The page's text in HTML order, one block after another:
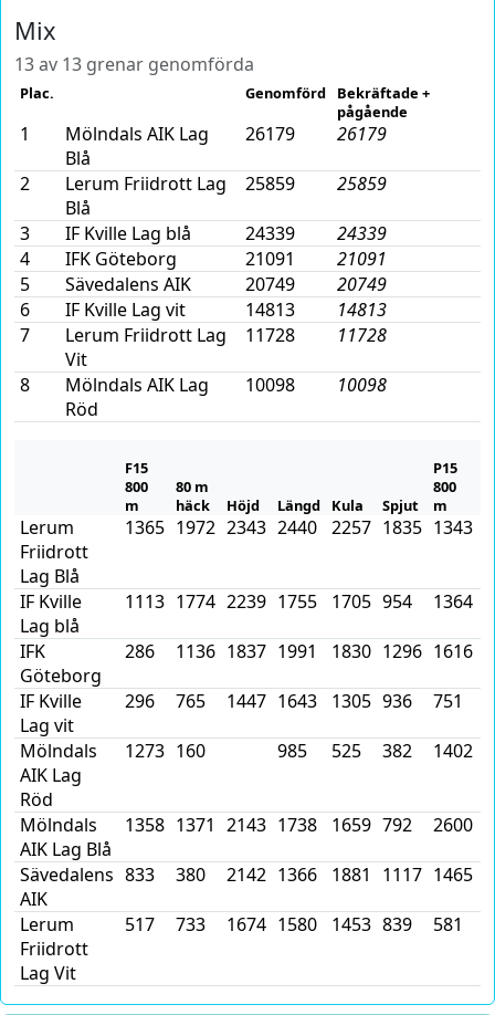
Mix
13 av 13 grenar genomförda
Plac. Genomförd
Bekräftade +
pågående
1
Mölndals AIK Lag
Blå
26179 26179
2
Lerum Friidrott Lag
Blå
25859 25859
3 IF Kville Lag blå 24339
24339
4
IFK Göteborg 21091
21091
5
Sävedalens AIK 20749
20749
6
IF Kville Lag vit 14813
14813
7
Lerum Friidrott Lag
Vit
11728 11728
8
Mölndals AIK Lag
Röd
10098 10098
F15
P15
800
m
80 m
häck
Höjd Längd Kula Spjut
800
m
Lerum
Friidrott
Lag Blå
1365 1972 2343 2440 2257 1835 1343
IF Kville
Lag blå
1113 1774 2239 1755 1705 954 1364
IFK
Göteborg
286 1136 1837 1991 1830 1296 1616
IF Kville
Lag vit
296 765 1447 1643 1305 936 751
Mölndals
AIK Lag
Röd
1273 160 985 525 382 1402
Mölndals
AIK Lag Blå
1358 1371 2143 1738 1659 792 2600
Sävedalens
AIK
833 380 2142 1366 1881 1117 1465
Lerum
Friidrott
Lag Vit
517 733 1674 1580 1453 839 581